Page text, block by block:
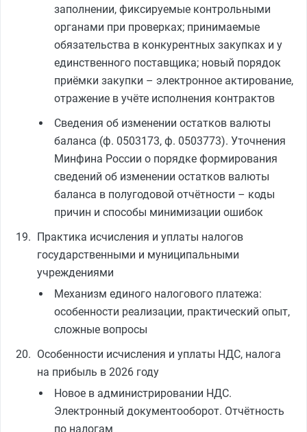
заполнении, фиксируемые контрольными
органами при проверках; принимаемые
обязательства в конкурентных закупках и у
единственного поставщика; новый порядок
приёмки закупки – электронное актирование,
отражение в учёте исполнения контрактов
Сведения об изменении остатков валюты
баланса (ф. 0503173, ф. 0503773). Уточнения
Минфина России о порядке формирования
сведений об изменении остатков валюты
баланса в полугодовой отчётности – коды
причин и способы минимизации ошибок
Практика исчисления и уплаты налогов
государственными и муниципальными
учреждениями
Механизм единого налогового платежа:
особенности реализации, практический опыт,
сложные вопросы
Особенности исчисления и уплаты НДС, налога
на прибыль в 2026 году
Новое в администрировании НДС.
Электронный документооборот. Отчётность
по налогам